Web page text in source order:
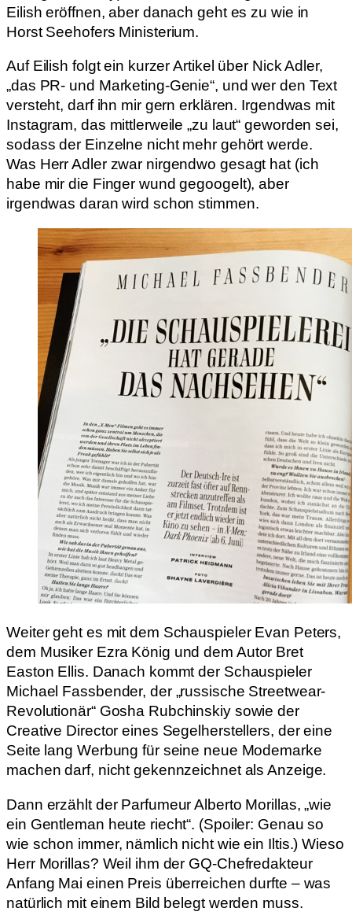
Eilish eröffnen, aber danach geht es zu wie in
Horst Seehofers Ministerium.
Auf Eilish folgt ein kurzer Artikel über Nick Adler,
„das PR- und Marketing-Genie“, und wer den Text
versteht, darf ihn mir gern erklären. Irgendwas mit
Instagram, das mittlerweile „zu laut“ geworden sei,
sodass der Einzelne nicht mehr gehört werde.
Was Herr Adler zwar nirgendwo gesagt hat (ich
habe mir die Finger wund gegoogelt), aber
irgendwas daran wird schon stimmen.
Weiter geht es mit dem Schauspieler Evan Peters,
dem Musiker Ezra König und dem Autor Bret
Easton Ellis. Danach kommt der Schauspieler
Michael Fassbender, der „russische Streetwear-
Revolutionär“ Gosha Rubchinskiy sowie der
Creative Director eines Segelherstellers, der eine
Seite lang Werbung für seine neue Modemarke
machen darf, nicht gekennzeichnet als Anzeige.
Dann erzählt der Parfumeur Alberto Morillas, „wie
ein Gentleman heute riecht“. (Spoiler: Genau so
wie schon immer, nämlich nicht wie ein Iltis.) Wieso
Herr Morillas? Weil ihm der GQ-Chefredakteur
Anfang Mai einen Preis überreichen durfte – was
natürlich mit einem Bild belegt werden muss.